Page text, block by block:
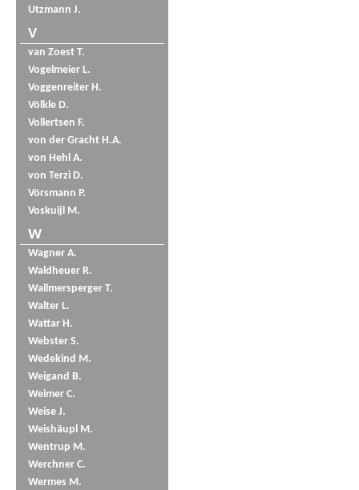
Utzmann J.
V
van Zoest T.
Vogelmeier L.
Voggenreiter H.
Völkle D.
Vollertsen F.
von der Gracht H.A.
von Hehl A.
von Terzi D.
Vörsmann P.
Voskuijl M.
W
Wagner A.
Waldheuer R.
Wallmersperger T.
Walter L.
Wattar H.
Webster S.
Wedekind M.
Weigand B.
Weimer C.
Weise J.
Weishäupl M.
Wentrup M.
Werchner C.
Wermes M.